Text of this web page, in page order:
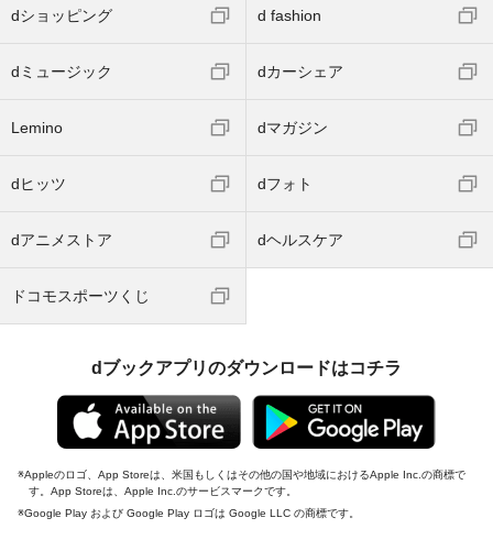
dショッピング d fashion
dミュージック dカーシェア
Lemino dマガジン
dヒッツ dフォト
dアニメストア dヘルスケア
ドコモスポーツくじ
dブックアプリのダウンロードはコチラ
Appleのロゴ、App Storeは、米国もしくはその他の国や地域におけるApple Inc.の商標で
す。App Storeは、Apple Inc.のサービスマークです。
Google Play および Google Play ロゴは Google LLC の商標です。